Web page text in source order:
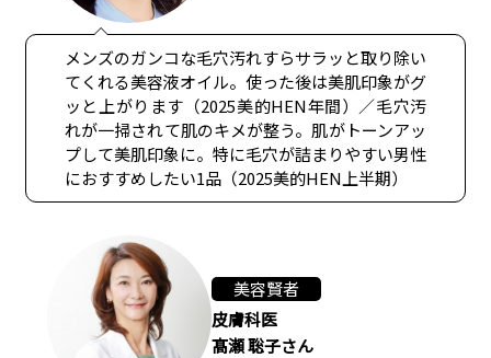
メンズのガンコな毛穴汚れすらサラッと取り除い
てくれる美容液オイル。使った後は美肌印象がグ
ッと上がります（2025美的HEN年間）／毛穴汚
れが一掃されて肌のキメが整う。肌がトーンアッ
プして美肌印象に。特に毛穴が詰まりやすい男性
におすすめしたい1品（2025美的HEN上半期）
美容賢者
皮膚科医
髙瀬 聡子さん